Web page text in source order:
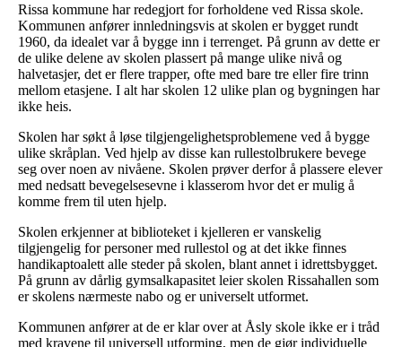
Rissa kommune har redegjort for forholdene ved Rissa skole.
Kommunen anfører innledningsvis at skolen er bygget rundt
1960, da idealet var å bygge inn i terrenget. På grunn av dette er
de ulike delene av skolen plassert på mange ulike nivå og
halvetasjer, det er flere trapper, ofte med bare tre eller fire trinn
mellom etasjene. I alt har skolen 12 ulike plan og bygningen har
ikke heis.
Skolen har søkt å løse tilgjengelighetsproblemene ved å bygge
ulike skråplan. Ved hjelp av disse kan rullestolbrukere bevege
seg over noen av nivåene. Skolen prøver derfor å plassere elever
med nedsatt bevegelsesevne i klasserom hvor det er mulig å
komme frem til uten hjelp.
Skolen erkjenner at biblioteket i kjelleren er vanskelig
tilgjengelig for personer med rullestol og at det ikke finnes
handikaptoalett alle steder på skolen, blant annet i idrettsbygget.
På grunn av dårlig gymsalkapasitet leier skolen Rissahallen som
er skolens nærmeste nabo og er universelt utformet.
Kommunen anfører at de er klar over at Åsly skole ikke er i tråd
med kravene til universell utforming, men de gjør individuelle